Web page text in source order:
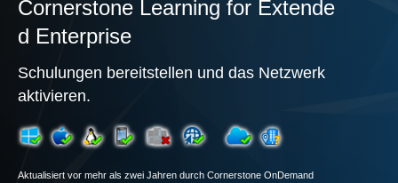
Cornerstone Learning for Extende
d Enterprise
Schulungen bereitstellen und das Netzwerk
aktivieren.
Aktualisiert vor mehr als zwei Jahren durch Cornerstone OnDemand